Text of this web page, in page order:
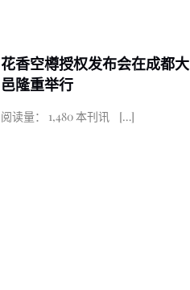
花香空樽授权发布会在成都大
邑隆重举行
阅读量： 1,480 本刊讯 […]